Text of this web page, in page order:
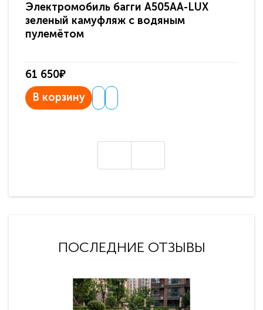
Электромобиль багги A505AA-LUX
зеленый камуфляж с водяным
пулемётом
61 650₽
В корзину
ПОСЛЕДНИЕ ОТЗЫВЫ